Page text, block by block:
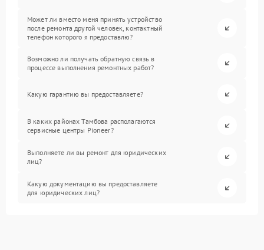
Может ли вместо меня принять устройство
после ремонта другой человек, контактный
телефон которого я предоставлю?
Возможно ли получать обратную связь в
процессе выполнения ремонтных работ?
Какую гарантию вы предоставляете?
В каких районах Тамбова располагаются
сервисные центры Pioneer?
Выполняете ли вы ремонт для юридических
лиц?
Какую документацию вы предоставляете
для юридических лиц?